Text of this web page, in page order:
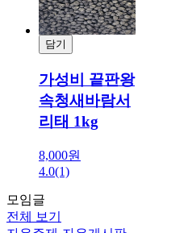
결제
담기
가성비 끝판왕
속청새바람서
리태 1kg
8,000원
4.0(1)
모임글
전체 보기